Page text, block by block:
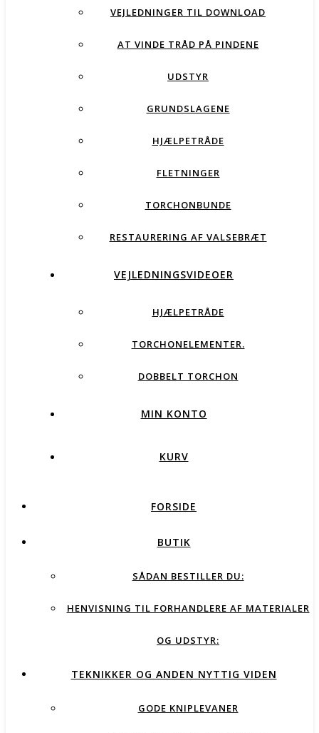
VEJLEDNINGER TIL DOWNLOAD
AT VINDE TRÅD PÅ PINDENE
UDSTYR
GRUNDSLAGENE
HJÆLPETRÅDE
FLETNINGER
TORCHONBUNDE
RESTAURERING AF VALSEBRÆT
VEJLEDNINGSVIDEOER
HJÆLPETRÅDE
TORCHONELEMENTER.
DOBBELT TORCHON
MIN KONTO
KURV
FORSIDE
BUTIK
SÅDAN BESTILLER DU:
HENVISNING TIL FORHANDLERE AF MATERIALER
OG UDSTYR:
TEKNIKKER OG ANDEN NYTTIG VIDEN
GODE KNIPLEVANER